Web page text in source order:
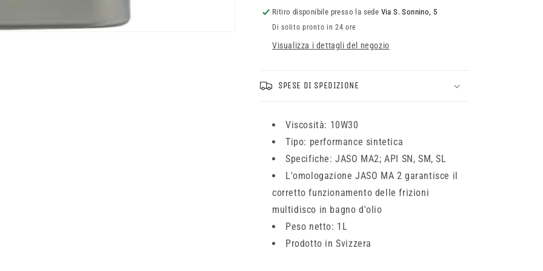
Ritiro disponibile presso la sede Via S. Sonnino, 5
Di solito pronto in 24 ore
Visualizza i dettagli del negozio
SPESE DI SPEDIZIONE
Viscosità: 10W30
Tipo: performance sintetica
Specifiche: JASO MA2; API SN, SM, SL
L'omologazione JASO MA 2 garantisce il
corretto funzionamento delle frizioni
multidisco in bagno d'olio
Peso netto: 1L
Prodotto in Svizzera